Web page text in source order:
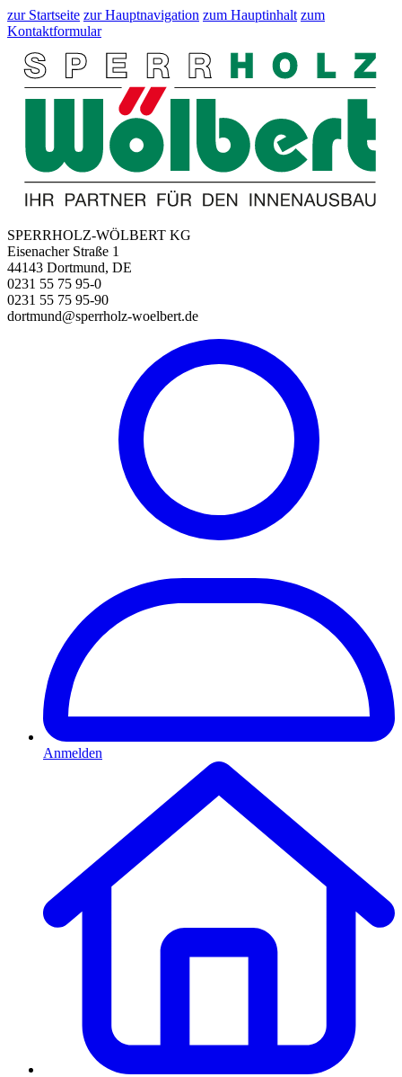
zur Startseite zur Hauptnavigation zum Hauptinhalt zum
Kontaktformular
SPERRHOLZ-WÖLBERT KG
Eisenacher Straße 1
44143 Dortmund, DE
0231 55 75 95-0
0231 55 75 95-90
dortmund@sperrholz-woelbert.de
Anmelden